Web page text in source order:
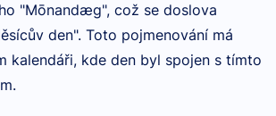
"Mōnandæg", což se doslova
den". Toto pojmenování má
kalendáři, kde den byl spojen s tímto